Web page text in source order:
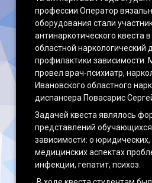
Наши достижения
профессии Оператор
оборудования стали
антинаркотического квеста
областной наркологический
профилактики зависимости.
провел врач-психиатр,
Ивановского областного
диспансера Повасарис
Задачей квеста являлось
представлений
зависимости: о
медицинских аспектах
инфекции, гепатит, психоз.